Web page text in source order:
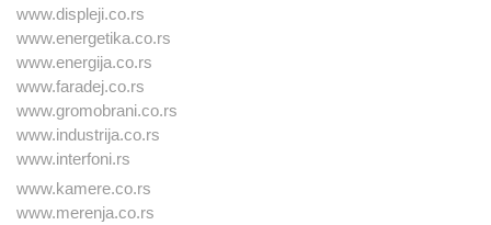
www.displeji.co.rs
www.energetika.co.rs
www.energija.co.rs
www.faradej.co.rs
www.gromobrani.co.rs
www.industrija.co.rs
www.interfoni.rs
www.kamere.co.rs
www.merenja.co.rs